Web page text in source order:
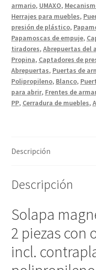
to-
open
para
puertas
de
muebles,
puertas
de
armarios
de
/
LAMP®
cantidad
armario, UMAXO,
Herrajes para muebles,
presión de plástico,
Papamoscas de empuje,
tiradores, Abrepuertas del
Propina, Captadores de
Abrepuertas, Puertas de
Polipropileno, Blanco,
para abrir, Frentes de
PP, Cerradura de muebles,
Descripción
Descripción
Solapa
2 piezas con
incl.